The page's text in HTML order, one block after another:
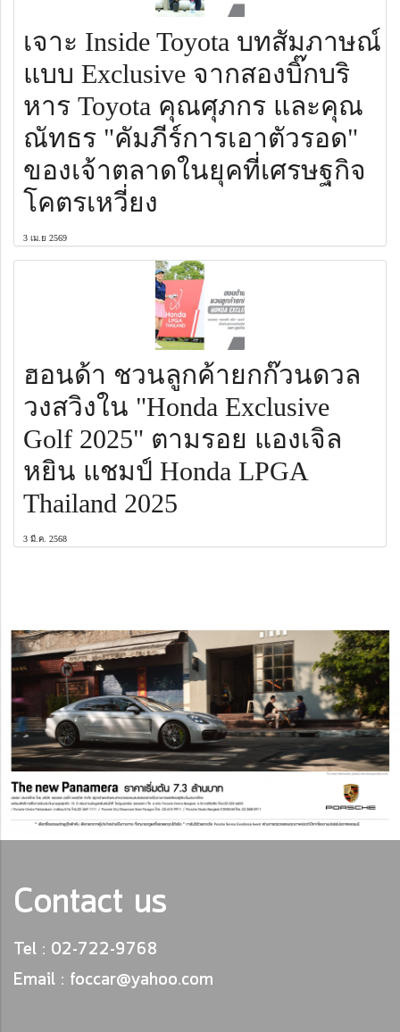
เจาะ Inside Toyota บทสัมภาษณ์
แบบ Exclusive จากสองบิ๊กบริ
หาร Toyota คุณศุภกร และคุณ
ณัทธร "คัมภีร์การเอาตัวรอด"
ของเจ้าตลาดในยุคที่เศรษฐกิจ
โคตรเหวี่ยง
3 เม.ย 2569
ฮอนด้า ชวนลูกค้ายกก๊วนดวล
วงสวิงใน "Honda Exclusive
Golf 2025" ตามรอย แองเจิล
หยิน แชมป์ Honda LPGA
Thailand 2025
3 มี.ค. 2568
Contact us
Tel : 02-722-9768
Email : foccar@yahoo.com